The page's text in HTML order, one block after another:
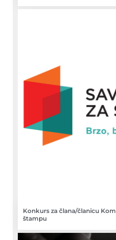
Konkurs za člana/članicu
štampu